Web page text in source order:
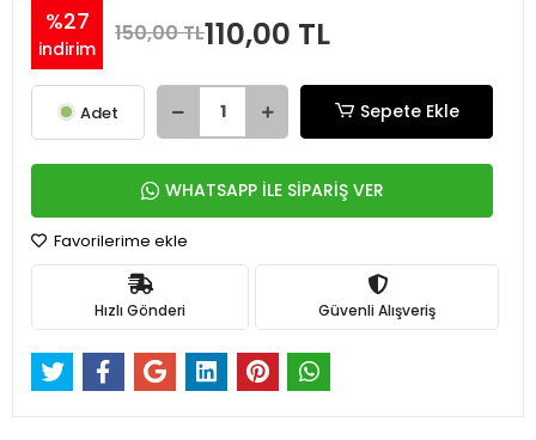
%27
indirim
150,00 TL110,00 TL
Adet Sepete Ekle
WHATSAPP İLE SİPARİŞ VER
Favorilerime ekle
Hızlı Gönderi Güvenli Alışveriş